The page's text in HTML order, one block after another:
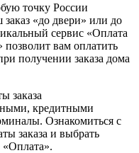
точку России
«до двери» или до
сервис «Оплата
вам оплатить
получении заказа дома
заказа
кредитными
Ознакомиться с
заказа и выбрать